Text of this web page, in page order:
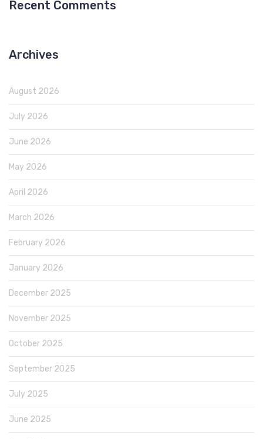
Recent Comments
Archives
August 2026
July 2026
June 2026
May 2026
April 2026
March 2026
February 2026
January 2026
December 2025
November 2025
October 2025
September 2025
July 2025
June 2025